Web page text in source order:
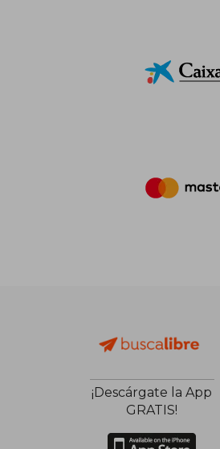
¡Descárgate la App
GRATIS!